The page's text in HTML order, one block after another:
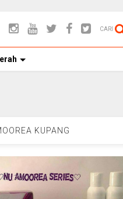
CARI
KUPANG